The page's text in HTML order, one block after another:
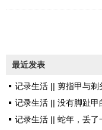
最近发表
记录生活 || 剪指甲与剃
记录生活 || 没有脚趾甲
记录生活 || 蛇年，丢了